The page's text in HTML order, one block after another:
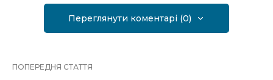
Переглянути коментарі (0)
ПОПЕРЕДНЯ СТАТТЯ